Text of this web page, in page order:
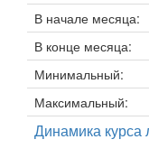
В начале месяца:
В конце месяца:
Минимальный:
Максимальный:
Динамика курса